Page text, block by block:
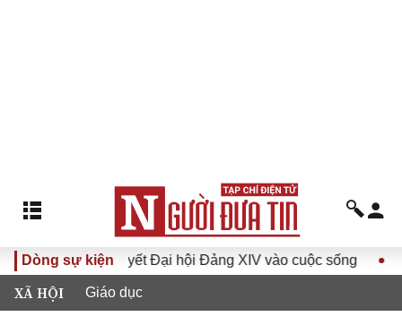
Dòng sự kiện
Đưa Nghị quyết Đại hội Đảng XIV vào cuộc sống Hướng
XÃ HỘI Giáo dục